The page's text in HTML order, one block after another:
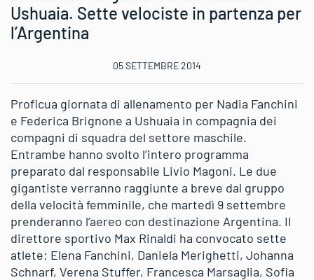
Ushuaia. Sette velociste in partenza per
l’Argentina
05 SETTEMBRE 2014
Proficua giornata di allenamento per Nadia Fanchini
e Federica Brignone a Ushuaia in compagnia dei
compagni di squadra del settore maschile.
Entrambe hanno svolto l’intero programma
preparato dal responsabile Livio Magoni. Le due
gigantiste verranno raggiunte a breve dal gruppo
della velocità femminile, che martedì 9 settembre
prenderanno l’aereo con destinazione Argentina. Il
direttore sportivo Max Rinaldi ha convocato sette
atlete: Elena Fanchini, Daniela Merighetti, Johanna
Schnarf, Verena Stuffer, Francesca Marsaglia, Sofia